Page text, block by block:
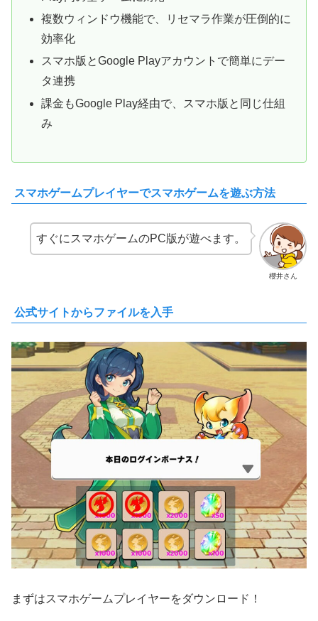
複数ウィンドウ機能で、リセマラ作業が圧倒的に
効率化
スマホ版とGoogle Playアカウントで簡単にデー
タ連携
課金もGoogle Play経由で、スマホ版と同じ仕組
み
スマホゲームプレイヤーでスマホゲームを遊ぶ方法
櫻井さん
すぐにスマホゲームのPC版が遊べます。
公式サイトからファイルを入手
まずはスマホゲームプレイヤーをダウンロード！